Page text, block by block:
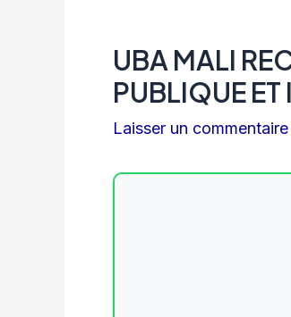
UBA MALI
PUBLIQUE
Laisser un commentaire